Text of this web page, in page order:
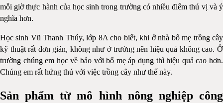
mỗi giờ thực hành của học sinh trong trường có nhiều điểm thú vị và ý
nghĩa hơn.
Học sinh Vũ Thanh Thúy, lớp 8A cho biết, khi ở nhà bố mẹ trồng cây
kỹ thuật rất đơn giản, không như ở trường nên hiệu quả không cao. Ở
trường chúng em học về bảo với bố mẹ áp dụng thì hiệu quả cao hơn.
Chúng em rất hứng thú với việc trồng cây như thế này.
Sản phẩm từ mô hình nông nghiệp công